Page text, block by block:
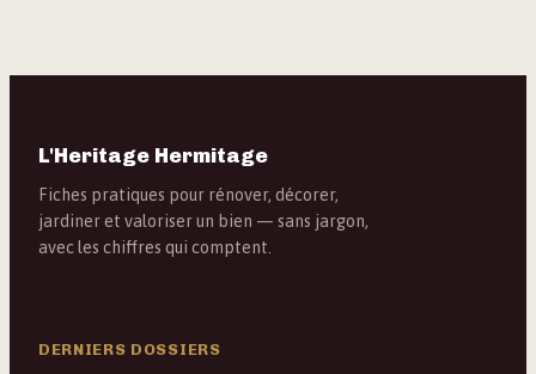
L'Heritage Hermitage
Fiches pratiques pour rénover, décorer,
jardiner et valoriser un bien — sans jargon,
avec les chiffres qui comptent.
DERNIERS DOSSIERS